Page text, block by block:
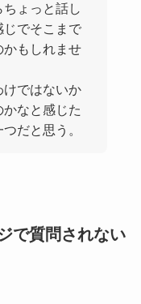
ょっと話し
でそこまで
かもしれませ
けではないか
なと感じた
だと思う。
で質問されない